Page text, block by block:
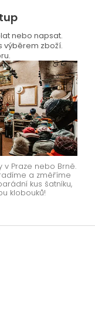
nebo napsat.
výběrem zboží.
Praze nebo Brně.
a změříme
kus šatníku,
klobouků!